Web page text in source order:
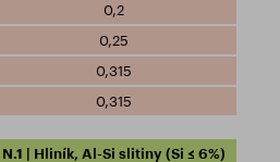
0,2
0,25
0,315
0,315
N.1 | Hliník, Al-Si slitiny (Si ≤ 6%)